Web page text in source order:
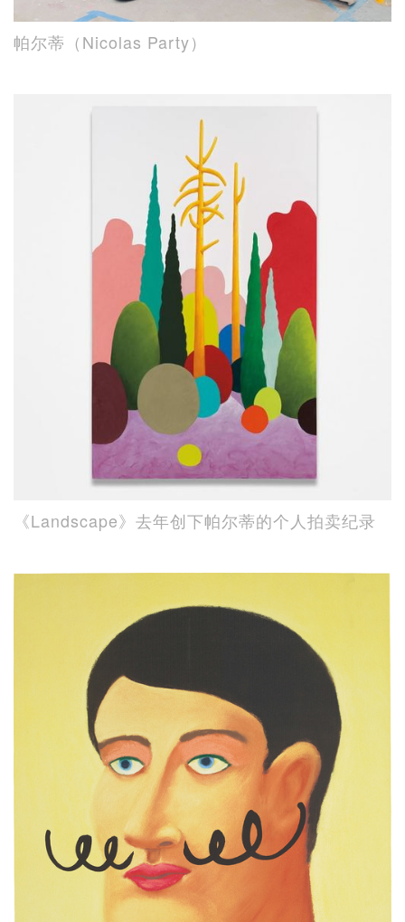
帕尔蒂（Nicolas Party）
《Landscape》去年创下帕尔蒂的个人拍卖纪录